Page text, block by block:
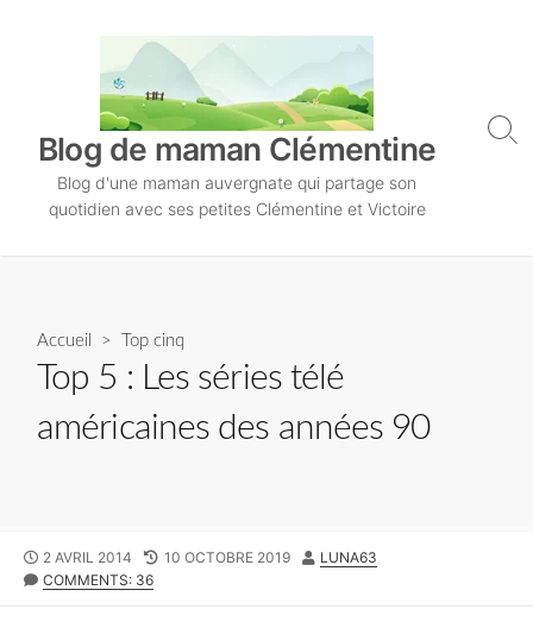
n
Blog de maman Clémentine
Blog d'une maman auvergnate qui partage son
quotidien avec ses petites Clémentine et Victoire
S
Accueil > Top cinq
Top 5 : Les séries télé
américaines des années 90
P
U
2 AVRIL 2014
L
10 OCTOBRE 2019
A
LUNA63
COMMENTS: 36